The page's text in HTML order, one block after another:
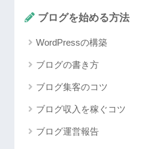
ブログを始める方法
WordPressの構築
ブログの書き方
ブログ集客のコツ
ブログ収入を稼ぐコツ
ブログ運営報告